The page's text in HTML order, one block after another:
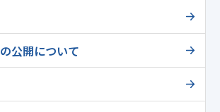
公開について